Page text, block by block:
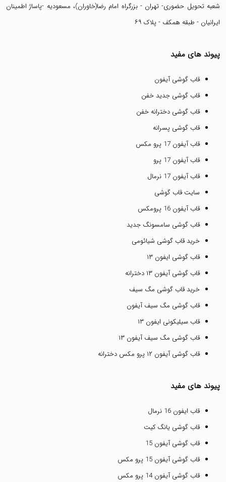
شعبه تحویل حضوری- تهران - بزرگراه امام رضا(خاوران)، مسعودیه -پاساژ اطمینان
ایرانیان - طبقه همکف - پلاک ۶۹
پیوند های مفید
قاب گوشی آیفون
قاب گوشی جدید خفن
قاب گوشی دخترانه خفن
قاب گوشی پسرانه
قاب آیفون 17 پرو مکس
قاب آیفون 17 پرو
قاب آیفون 17 نرمال
سایت قاب گوشی
قاب آیفون 16 پرومکس
قاب گوشی سامسونگ جدید
خرید قاب گوشی شیائومی
قاب گوشی ایفون ۱۳
قاب گوشی آیفون ۱۳ دخترانه
خرید قاب گوشی مگ سیف
قاب گوشی مگ سیف آیفون
قاب سیلیکونی ایفون ۱۳
قاب گوشی مگ سیف آیفون ۱۳
قاب گوشی آیفون ۱۲ پرو مکس دخترانه
پیوند های مفید
قاب ایفون 16 نرمال
قاب گوشی یانگ کیت
قاب گوشی آیفون 15
قاب گوشی آیفون 15 پرو مکس
قاب گوشی آیفون 14 پرو مکس